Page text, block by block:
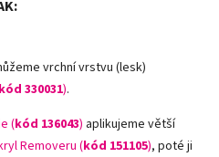
vrchní vrstvu (lesk)
kód 330031).
(kód 136043) aplikujeme větší
Removeru (kód 151105), poté ji